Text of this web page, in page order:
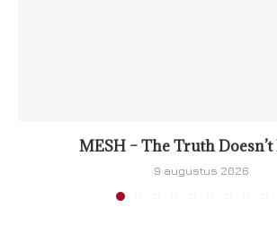
MESH – The Truth
9 augustus 2026